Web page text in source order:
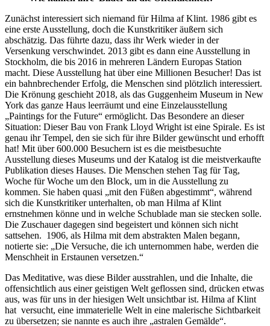
Zunächst interessiert sich niemand für Hilma af Klint. 1986 gibt es
eine erste Ausstellung, doch die Kunstkritiker äußern sich
abschätzig. Das führte dazu, dass ihr Werk wieder in der
Versenkung verschwindet. 2013 gibt es dann eine Ausstellung in
Stockholm, die bis 2016 in mehreren Ländern Europas Station
macht. Diese Ausstellung hat über eine Millionen Besucher! Das ist
ein bahnbrechender Erfolg, die Menschen sind plötzlich interessiert.
Die Krönung geschieht 2018, als das Guggenheim Museum in New
York das ganze Haus leerräumt und eine Einzelausstellung
„Paintings for the Future“ ermöglicht. Das Besondere an dieser
Situation: Dieser Bau von Frank Lloyd Wright ist eine Spirale. Es ist
genau ihr Tempel, den sie sich für ihre Bilder gewünscht und erhofft
hat! Mit über 600.000 Besuchern ist es die meistbesuchte
Ausstellung dieses Museums und der Katalog ist die meistverkaufte
Publikation dieses Hauses. Die Menschen stehen Tag für Tag,
Woche für Woche um den Block, um in die Ausstellung zu
kommen. Sie haben quasi „mit den Füßen abgestimmt“, während
sich die Kunstkritiker unterhalten, ob man Hilma af Klint
ernstnehmen könne und in welche Schublade man sie stecken solle.
Die Zuschauer dagegen sind begeistert und können sich nicht
sattsehen. 1906, als Hilma mit dem abstrakten Malen begann,
notierte sie: „Die Versuche, die ich unternommen habe, werden die
Menschheit in Erstaunen versetzen.“
Das Meditative, was diese Bilder ausstrahlen, und die Inhalte, die
offensichtlich aus einer geistigen Welt geflossen sind, drücken etwas
aus, was für uns in der hiesigen Welt unsichtbar ist. Hilma af Klint
hat versucht, eine immaterielle Welt in eine malerische Sichtbarkeit
zu übersetzen; sie nannte es auch ihre „astralen Gemälde“.